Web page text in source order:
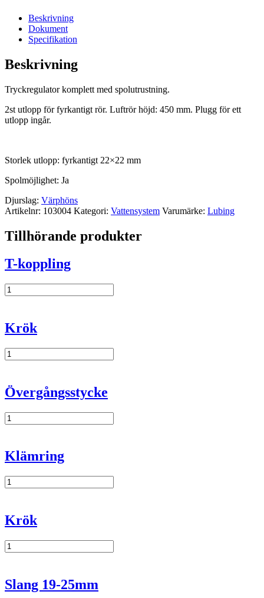
mängdBeskrivning
Dokument
Specifikation
Beskrivning
Tryckregulator komplett med spolutrustning.
2st utlopp för fyrkantigt rör. Luftrör höjd: 450 mm. Plugg för ett
utlopp ingår.
Storlek utlopp: fyrkantigt 22×22 mm
Spolmöjlighet: Ja
Djurslag: Värphöns
Artikelnr: 103004 Kategori: Vattensystem Varumärke: Lubing
Tillhörande produkter
T-koppling
T-
koppling
Krök
Krök
mängd
Övergångsstycke
Övergångsstycke
mängd
Klämring
Klämring
mängd
Krök
Krök
mängd
Slang 19-25mm